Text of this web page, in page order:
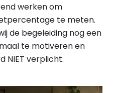
werken om
te meten.
de begeleiding nog een
te motiveren en
NIET verplicht.